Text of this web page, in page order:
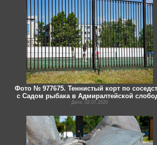
Фото № 977675. Теннистый корт по
с Садом рыбака в Адмиралтейской
Дата: 02.07.2020